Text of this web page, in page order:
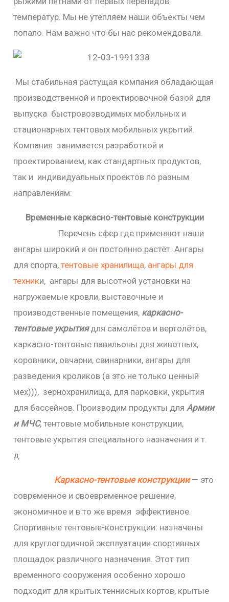
температур. Мы не утепляем наши объекты чем
попало. Нам важно что бы нас рекомендовали.
Мы стабильная растущая компания обладающая
производственной и проектировочной базой для
выпуска быстровозводимых мобильных и
стационарных тентовых мобильных укрытий.
Компания занимается разработкой и
проектированием, как стандартных продуктов,
так и индивидуальных проектов по разным
направлениям:
Временные каркасно-тентовые конструкции
Перечень сфер где применяют наши
ангары широкий и он постоянно растёт. Ангары
для спорта,тентовые хранилища, ангары для
техники, ангары для высотной установки на
нагружаемые кровли, выставочные и
производственные помещения, каркасно-
тентовые укрытиядля самолётов и вертолётов,
каркасно-тентовые павильоны для животных,
коровники, овчарни, свинарники, ангары для
разведения кроликов (а это не только ценный
мех))), зернохранилища, для парковки, укрытия
для бассейнов. Производим продукты для Армии
и МЧС, тентовые мобильные конструкции,
тентовые укрытия специального назначения и т.
д.
Каркасно-тентовые конструкции— это
современное и своевременное решение,
экономичное и в то же время эффективное.
Спортивные тентовые-конструкции: назначены
для круглогодичной эксплуатации спортивных
площадок различного назначения. Этот тип
временного сооружения особенно хорошо
подходит для крытых теннисных кортов, крытые